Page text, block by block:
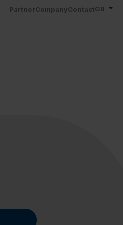
PartnerCompanyContactGB